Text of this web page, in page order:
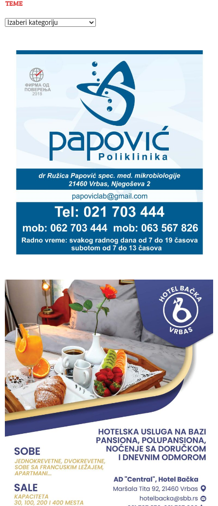
TEME
Teme